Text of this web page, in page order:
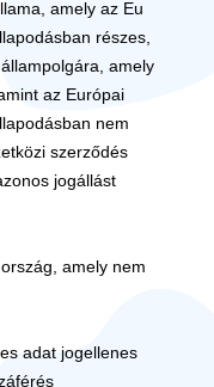
amely az Eu
részes,
amely
az Európai
nem
szerződés
jogállást
amely nem
adat jogellenes